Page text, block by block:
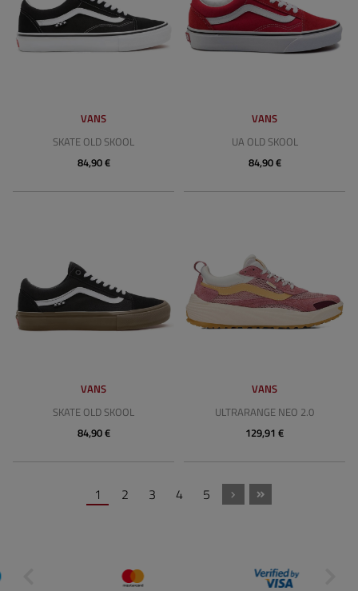
VANS
SKATE OLD SKOOL
84,90 €
VANS
UA OLD SKOOL
84,90 €
VANS
SKATE OLD SKOOL
84,90 €
VANS
ULTRARANGE NEO 2.0
129,91 €
1 2 3 4 5